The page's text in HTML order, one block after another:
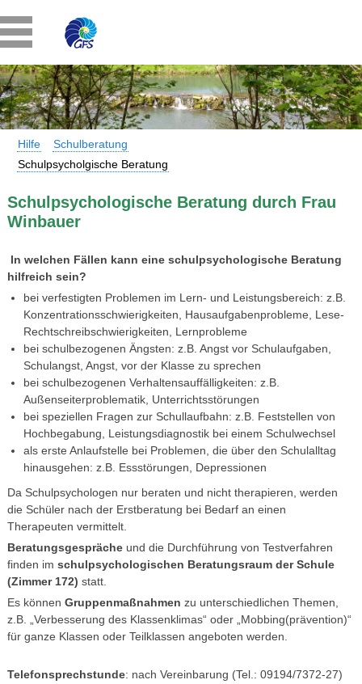
Hilfe
Schulberatung
Schulpsycholgische Beratung
Schulpsychologische Beratung durch Frau
Winbauer
In welchen Fällen kann eine schulpsychologische Beratung
hilfreich sein?
bei verfestigten Problemen im Lern- und Leistungsbereich: z.B.
Konzentrationsschwierigkeiten, Hausaufgabenprobleme, Lese-
Rechtschreibschwierigkeiten, Lernprobleme
bei schulbezogenen Ängsten: z.B. Angst vor Schulaufgaben,
Schulangst, Angst, vor der Klasse zu sprechen
bei schulbezogenen Verhaltensauffälligkeiten: z.B.
Außenseiterproblematik, Unterrichtsstörungen
bei speziellen Fragen zur Schullaufbahn: z.B. Feststellen von
Hochbegabung, Leistungsdiagnostik bei einem Schulwechsel
als erste Anlaufstelle bei Problemen, die über den Schulalltag
hinausgehen: z.B. Essstörungen, Depressionen
Da Schulpsychologen nur beraten und nicht therapieren, werden
die Schüler nach der Erstberatung bei Bedarf an einen
Therapeuten vermittelt.
Beratungsgespräche und die Durchführung von Testverfahren
finden im schulpsychologischen Beratungsraum der Schule
(Zimmer 172) statt.
Es können Gruppenmaßnahmen zu unterschiedlichen Themen,
z.B. „Verbesserung des Klassenklimas“ oder „Mobbing(prävention)“
für ganze Klassen oder Teilklassen angeboten werden.
Telefonsprechstunde: nach Vereinbarung (Tel.: 09194/7372-27)